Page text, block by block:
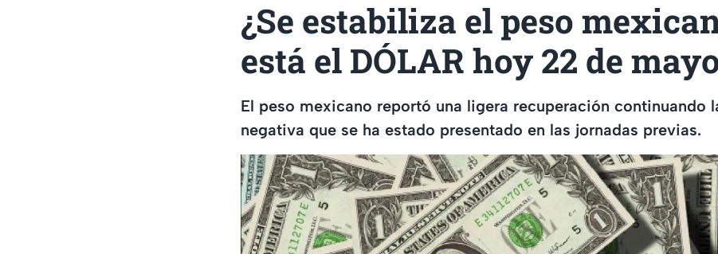
¿Se estabiliza el peso
está el DÓLAR hoy 22 de
El peso mexicano reportó una ligera recuperación continuando
negativa que se ha estado presentado en las jornadas previas.